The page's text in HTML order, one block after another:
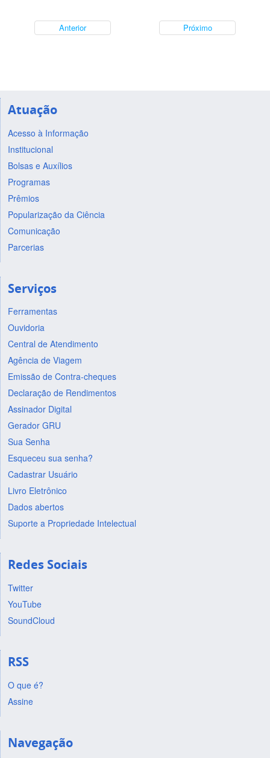
Anterior Próximo
Atuação
Acesso à Informação
Institucional
Bolsas e Auxílios
Programas
Prêmios
Popularização da Ciência
Comunicação
Parcerias
Serviços
Ferramentas
Ouvidoria
Central de Atendimento
Agência de Viagem
Emissão de Contra-cheques
Declaração de Rendimentos
Assinador Digital
Gerador GRU
Sua Senha
Esqueceu sua senha?
Cadastrar Usuário
Livro Eletrônico
Dados abertos
Suporte a Propriedade Intelectual
Redes Sociais
Twitter
YouTube
SoundCloud
RSS
O que é?
Assine
Navegação